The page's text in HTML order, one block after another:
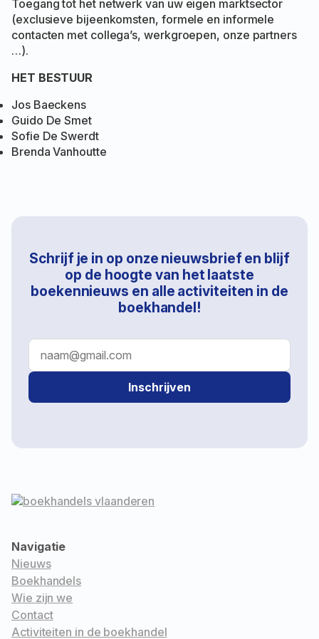
Toegang tot het netwerk van uw eigen marktsector
(exclusieve bijeenkomsten, formele en informele
contacten met collega’s, werkgroepen, onze partners
…).
HET BESTUUR
Jos Baeckens
Guido De Smet
Sofie De Swerdt
Brenda Vanhoutte
Schrijf je in op onze nieuwsbrief en blijf
op de hoogte van het laatste
boekennieuws en alle activiteiten in de
boekhandel!
Inschrijven
Navigatie
Nieuws
Boekhandels
Wie zijn we
Contact
Activiteiten in de boekhandel